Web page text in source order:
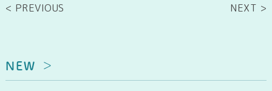
< PREVIOUS NEXT >
NEW